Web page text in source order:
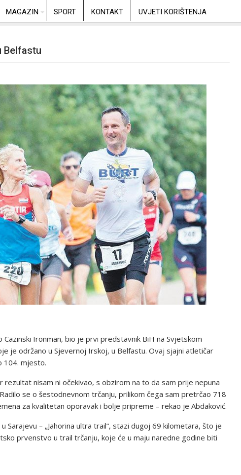
MAGAZIN SPORT KONTAKT UVJETI KORIŠTENJA
Belfastu
Ironman, bio je prvi predstavnik BiH na Svjetskom
je održano u Sjevernoj Irskoj, u Belfastu. Ovaj sjajni atletičar
104. mjesto.
nisam ni očekivao, s obzirom na to da sam prije nepuna
se o šestodnevnom trčanju, prilikom čega sam pretrčao 718
za kvalitetan oporavak i bolje pripreme – rekao je Abdaković.
Sarajevu – „Jahorina ultra trail“, stazi dugoj 69 kilometara, što je
prvenstvo u trail trčanju, koje će u maju naredne godine biti